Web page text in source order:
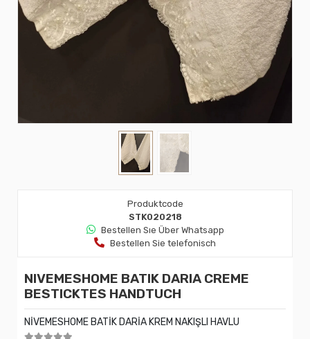
Produktcode
STK020218
Bestellen Sıe Über Whatsapp
Bestellen Sie telefonisch
NIVEMESHOME BATIK DARIA CREME
BESTICKTES HANDTUCH
NİVEMESHOME BATİK DARİA KREM NAKIŞLI HAVLU